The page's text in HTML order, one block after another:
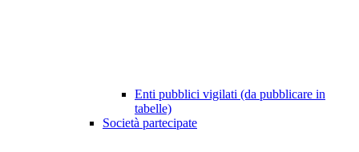
Enti pubblici vigilati (da pubblicare in
tabelle)
Società partecipate